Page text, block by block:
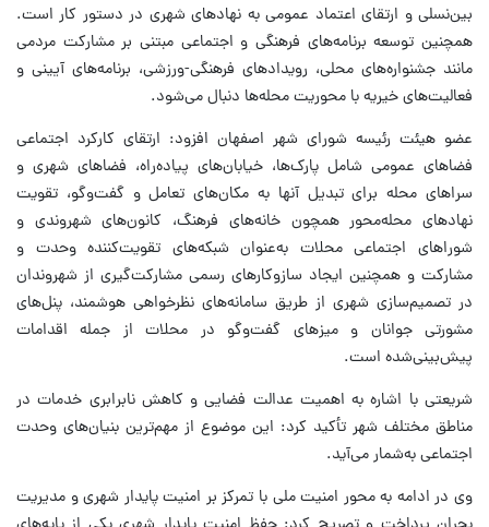
بین‌نسلی و ارتقای اعتماد عمومی به نهادهای شهری در دستور کار است.
همچنین توسعه برنامه‌های فرهنگی و اجتماعی مبتنی بر مشارکت مردمی
مانند جشنواره‌های محلی، رویدادهای فرهنگی-ورزشی، برنامه‌های آیینی و
فعالیت‌های خیریه با محوریت محله‌ها دنبال می‌شود.
عضو هیئت رئیسه شورای شهر اصفهان افزود: ارتقای کارکرد اجتماعی
فضاهای عمومی شامل پارک‌ها، خیابان‌های پیاده‌راه، فضاهای شهری و
سراهای محله برای تبدیل آنها به مکان‌های تعامل و گفت‌وگو، تقویت
نهادهای محله‌محور همچون خانه‌های فرهنگ، کانون‌های شهروندی و
شوراهای اجتماعی محلات به‌عنوان شبکه‌های تقویت‌کننده وحدت و
مشارکت و همچنین ایجاد سازوکارهای رسمی مشارکت‌گیری از شهروندان
در تصمیم‌سازی شهری از طریق سامانه‌های نظرخواهی هوشمند، پنل‌های
مشورتی جوانان و میزهای گفت‌وگو در محلات از جمله اقدامات
پیش‌بینی‌شده است.
شریعتی با اشاره به اهمیت عدالت فضایی و کاهش نابرابری خدمات در
مناطق مختلف شهر تأکید کرد: این موضوع از مهم‌ترین بنیان‌های وحدت
اجتماعی به‌شمار می‌آید.
وی در ادامه به محور امنیت ملی با تمرکز بر امنیت پایدار شهری و مدیریت